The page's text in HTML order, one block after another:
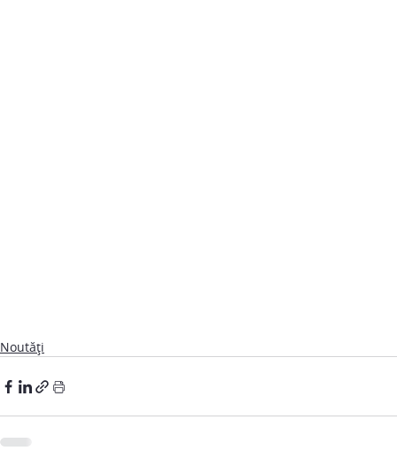
Noutăți